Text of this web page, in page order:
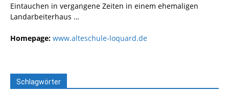
Eintauchen in vergangene Zeiten in einem ehemaligen
Landarbeiterhaus …
Homepage: www.alteschule-loquard.de
Schlagwörter